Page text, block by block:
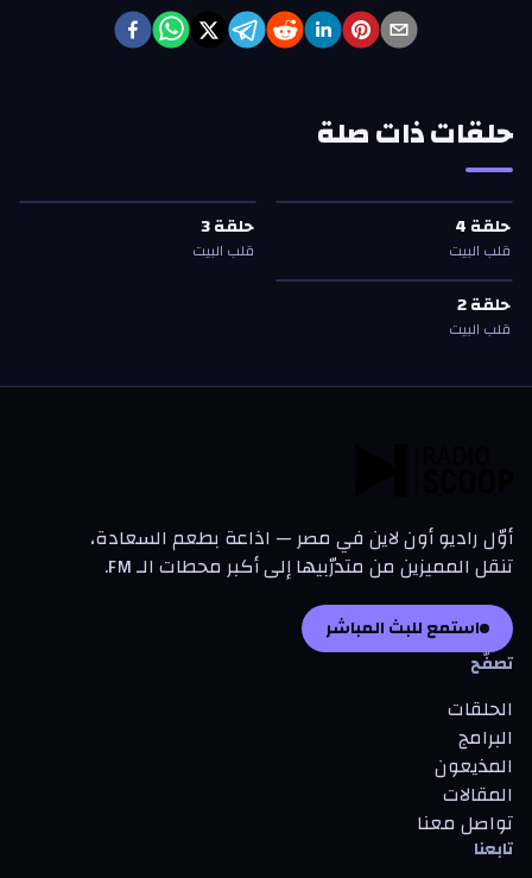
حلقات ذات صلة
حلقة4
—قلب البيت حلقة 4 حلقة4
قلب البيت
حلقة3
—قلب البيت حلقة 3 حلقة3
قلب البيت
حلقة2
—قلب البيت حلقة 2 حلقة2
قلب البيت
أوّل راديو أون لاين في مصر — اذاعة بطعم السعادة،
تنقل المميزين من متدرّبيها إلى أكبر محطات الـ FM.
استمع للبث المباشر
تصفّح
الحلقات
البرامج
المذيعون
المقالات
تواصل معنا
تابعنا